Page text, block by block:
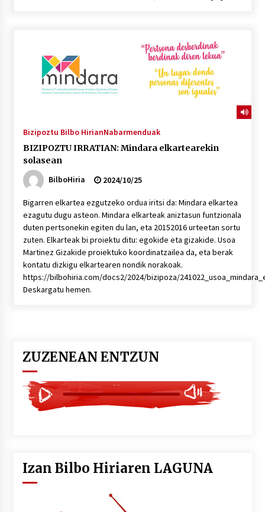
Tiga, Twisted Teens, Underscores, Habia
Bizipoztu Bilbo HirianNabarmenduak
BIZIPOZTU IRRATIAN: Mindara elkartearekin
solasean
BilboHiria
2024/10/25
Bigarren elkartea ezgutzeko ordua iritsi da: Mindara elkartea
ezagutu dugu asteon. Mindara elkarteak aniztasun funtzionala
duten pertsonekin egiten du lan, eta 20152016 urteetan sortu
zuten. Elkarteak bi proiektu ditu: egokide eta gizakide. Usoa
Martinez Gizakide proiektuko koordinatzailea da, eta berak
kontatu dizkigu elkartearen nondik norakoak.
https://bilbohiria.com/docs2/2024/bizipoza/
Deskargatu hemen.
ZUZENEAN ENTZUN
Izan Bilbo Hiriaren LAGUNA